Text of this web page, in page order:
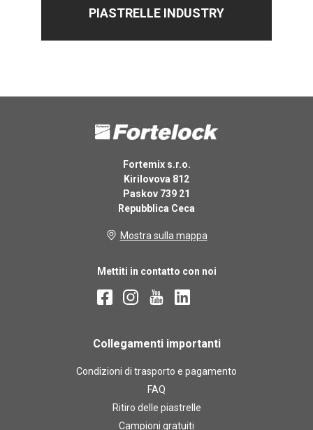
PIASTRELLE INDUSTRY
Fortemix s.r.o.
Kirilovova 812
Paskov 739 21
Repubblica Ceca
Mostra sulla mappa
Mettiti in contatto con noi
Collegamenti importanti
Condizioni di trasporto e pagamento
FAQ
Ritiro delle piastrelle
Campioni gratuiti